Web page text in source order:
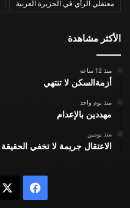
معتقلي الرأي في الجزيرة العربية
الأكثر مشاهدة
منذ 12 ساعة
أزمةالسكن لا تنتهي
منذ يوم واحد
مهددين بالإعدام
منذ يومين
الاعتقال جريمة لا تخفي الحقيقة
فيسبوك